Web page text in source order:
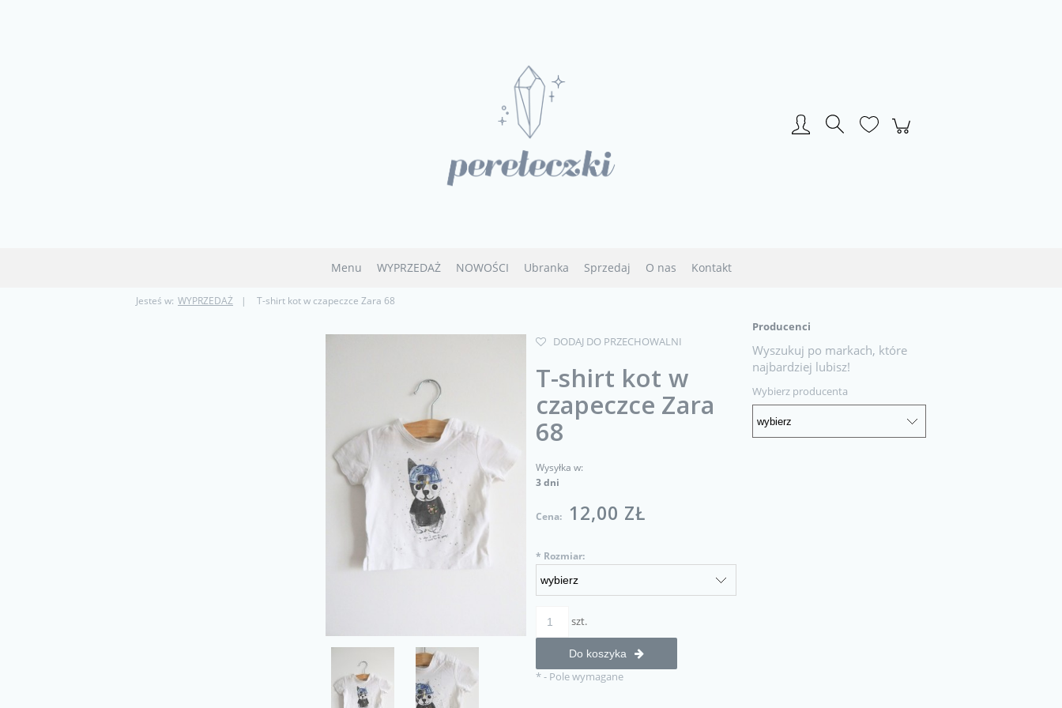
Menu WYPRZEDAŻ NOWOŚCI Ubranka Sprzedaj O nas Kontakt
Jesteś w: WYPRZEDAŻ T-shirt kot w czapeczce Zara 68
DODAJ DO PRZECHOWALNI
T-shirt kot w
czapeczce Zara
68
Wysyłka w:
3 dni
Cena: 12,00 ZŁ
* Rozmiar:
szt.
Do koszyka
*- Pole wymagane
Producenci
Wyszukuj po markach, które
najbardziej lubisz!
Wybierz producenta